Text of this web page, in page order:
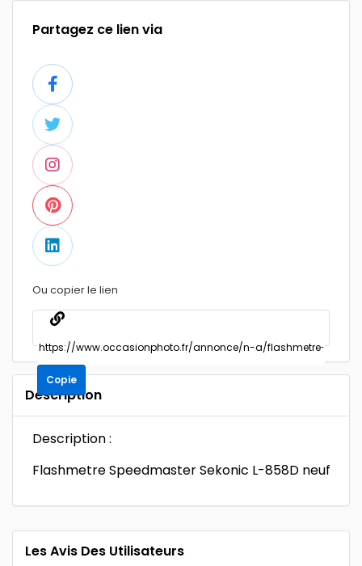
Partagez ce lien via
Ou copier le lien
Copie
Description
Description :
Flashmetre Speedmaster Sekonic L-858D neuf
Les Avis Des Utilisateurs